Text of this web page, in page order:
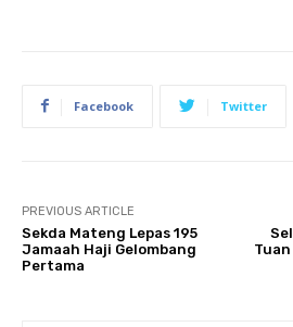
Facebook Twitter
PREVIOUS ARTICLE
Sekda Mateng Lepas 195
Jamaah Haji Gelombang
Pertama